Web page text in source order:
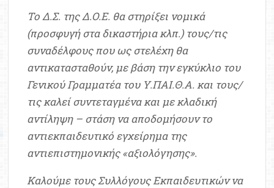
Το Δ.Σ. της Δ.Ο.Ε. θα στηρίξει νομικά
(προσφυγή στα δικαστήρια κλπ.) τους/τις
συναδέλφους που ως στελέχη θα
αντικατασταθούν, με βάση την εγκύκλιο του
Γενικού Γραμματέα του Υ.ΠΑΙ.Θ.Α. και τους/
τις καλεί συντεταγμένα και με κλαδική
αντίληψη – στάση να αποδομήσουν το
αντιεκπαιδευτικό εγχείρημα της
αντιεπιστημονικής «αξιολόγησης».
Καλούμε τους Συλλόγους Εκπαιδευτικών να